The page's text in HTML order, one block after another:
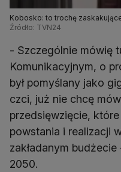
Kobosko: to trochę
będzie bronił konkretnych
Źródło: TVN24
- Szczególnie mówię
Komunikacyjnym, o
był pomyślany jako
czci, już nie chcę
przedsięwzięcie,
powstania i realizacji
zakładanym
2050.